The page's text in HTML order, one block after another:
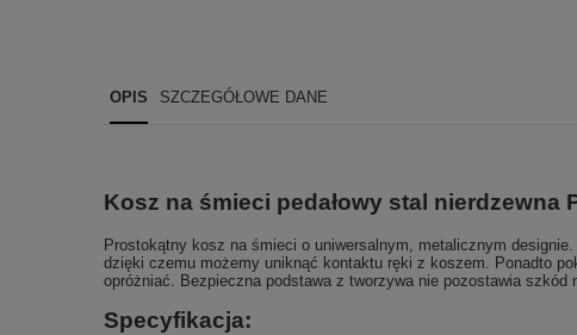
OPIS SZCZEGÓŁOWE DANE
Kosz na śmieci pedałowy stal nierdzewna
Prostokątny kosz na śmieci o uniwersalnym, metalicznym
dzięki czemu możemy uniknąć kontaktu ręki z koszem. Ponadto
opróżniać. Bezpieczna podstawa z tworzywa nie pozostawia szkód
Specyfikacja: